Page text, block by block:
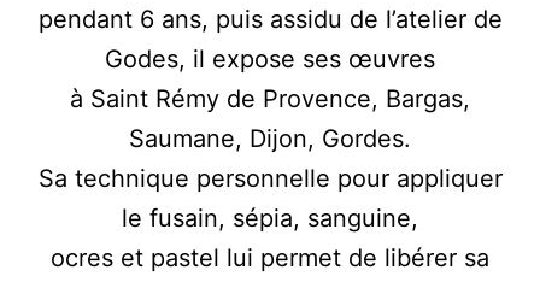
pendant 6 ans, puis assidu de l’atelier de
Godes, il expose ses œuvres
à Saint Rémy de Provence, Bargas,
Saumane, Dijon, Gordes.
Sa technique personnelle pour appliquer
le fusain, sépia, sanguine,
ocres et pastel lui permet de libérer sa